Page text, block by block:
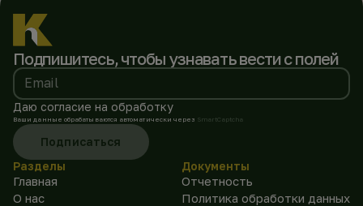
Подпишитесь, чтобы узнавать вести с полей
Email
Даю согласие на обработку
Ваши данные обрабатываются автоматически через SmartCaptcha
Подписаться
Разделы
Главная
О нас
Документы
Отчетность
Политика обработки данных